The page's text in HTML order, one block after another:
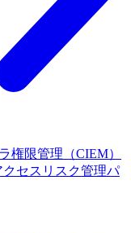
権限管理（CIEM）
クセスリスク管理パ